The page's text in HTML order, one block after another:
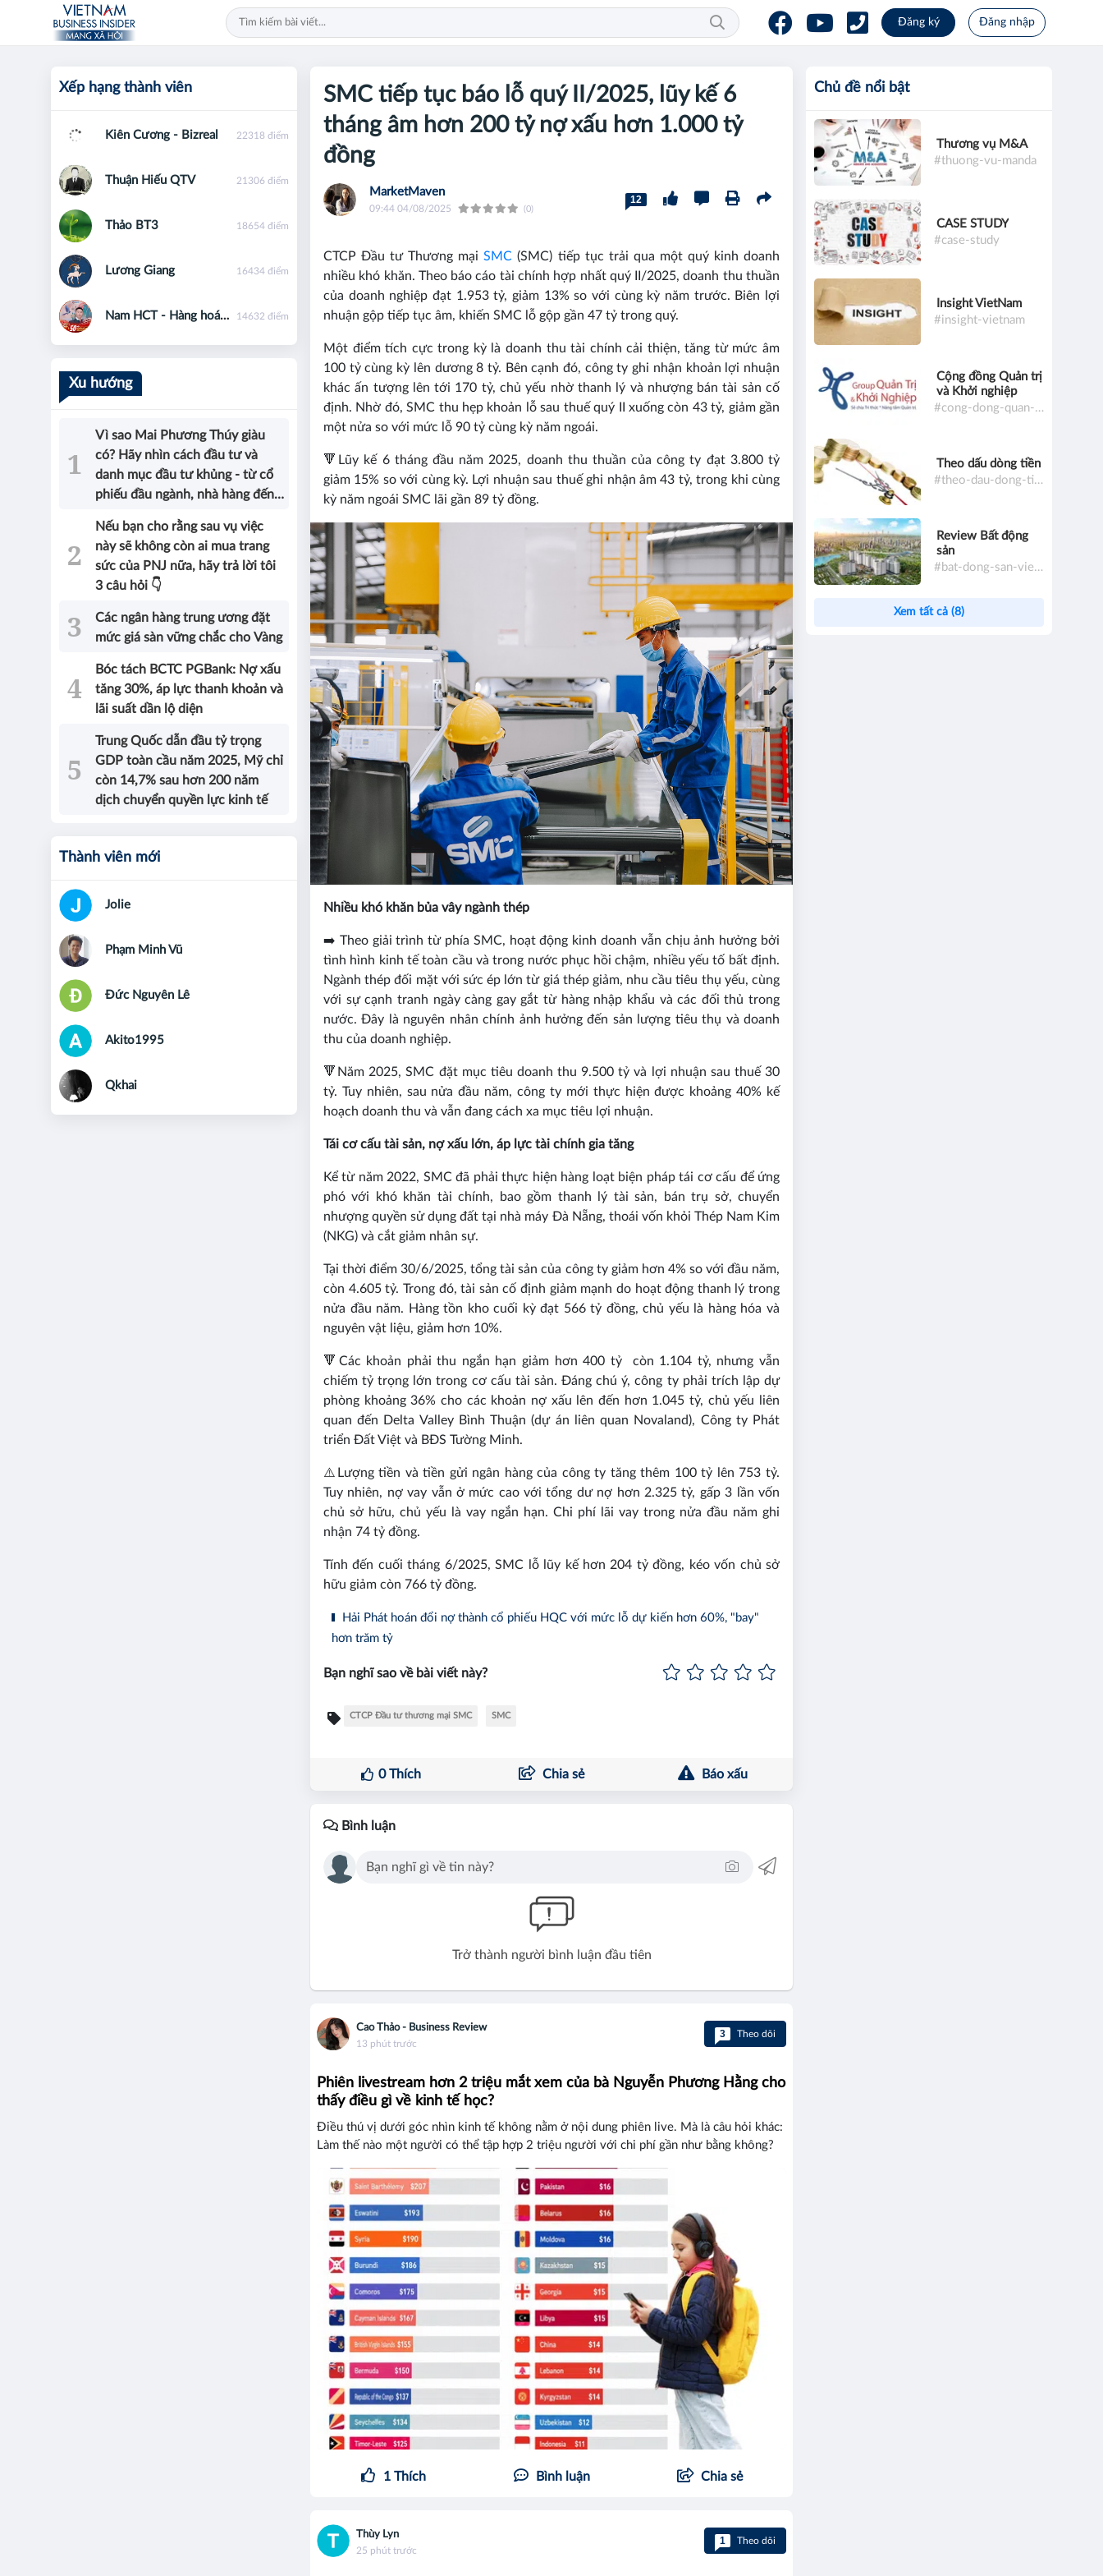
Đăng ký Đăng nhập
SMC tiếp tục báo lỗ quý II/2025, lũy kế 6
tháng âm hơn 200 tỷ nợ xấu hơn 1.000 tỷ
đồng
MarketMaven
09:44 04/08/2025 (0)
12
CTCP Đầu tư Thương mạiSMC(SMC) tiếp tục trải qua một quý kinh doanh
nhiều khó khăn. Theo báo cáo tài chính hợp nhất quý II/2025, doanh thu thuần
của doanh nghiệp đạt 1.953 tỷ, giảm 13% so với cùng kỳ năm trước. Biên lợi
nhuận gộp tiếp tục âm, khiến SMC lỗ gộp gần 47 tỷ trong quý.
Một điểm tích cực trong kỳ là doanh thu tài chính cải thiện, tăng từ mức âm
100 tỷ cùng kỳ lên dương 8 tỷ. Bên cạnh đó, công ty ghi nhận khoản lợi nhuận
khác ấn tượng lên tới 170 tỷ, chủ yếu nhờ thanh lý và nhượng bán tài sản cố
định. Nhờ đó, SMC thu hẹp khoản lỗ sau thuế quý II xuống còn 43 tỷ, giảm gần
một nửa so với mức lỗ 90 tỷ cùng kỳ năm ngoái.
🔻 Lũy kế 6 tháng đầu năm 2025, doanh thu thuần của công ty đạt 3.800 tỷ
giảm 15% so với cùng kỳ. Lợi nhuận sau thuế ghi nhận âm 43 tỷ, trong khi cùng
kỳ năm ngoái SMC lãi gần 89 tỷ đồng.
Nhiều khó khăn bủa vây ngành thép
➡️ Theo giải trình từ phía SMC, hoạt động kinh doanh vẫn chịu ảnh hưởng bởi
tình hình kinh tế toàn cầu và trong nước phục hồi chậm, nhiều yếu tố bất định.
Ngành thép đối mặt với sức ép lớn từ giá thép giảm, nhu cầu tiêu thụ yếu, cùng
với sự cạnh tranh ngày càng gay gắt từ hàng nhập khẩu và các đối thủ trong
nước. Đây là nguyên nhân chính ảnh hưởng đến sản lượng tiêu thụ và doanh
thu của doanh nghiệp.
🔻 Năm 2025, SMC đặt mục tiêu doanh thu 9.500 tỷ và lợi nhuận sau thuế 30
tỷ. Tuy nhiên, sau nửa đầu năm, công ty mới thực hiện được khoảng 40% kế
hoạch doanh thu và vẫn đang cách xa mục tiêu lợi nhuận.
Tái cơ cấu tài sản, nợ xấu lớn, áp lực tài chính gia tăng
Kể từ năm 2022, SMC đã phải thực hiện hàng loạt biện pháp tái cơ cấu để ứng
phó với khó khăn tài chính, bao gồm thanh lý tài sản, bán trụ sở, chuyển
nhượng quyền sử dụng đất tại nhà máy Đà Nẵng, thoái vốn khỏi Thép Nam Kim
(NKG) và cắt giảm nhân sự.
Tại thời điểm 30/6/2025, tổng tài sản của công ty giảm hơn 4% so với đầu năm,
còn 4.605 tỷ. Trong đó, tài sản cố định giảm mạnh do hoạt động thanh lý trong
nửa đầu năm. Hàng tồn kho cuối kỳ đạt 566 tỷ đồng, chủ yếu là hàng hóa và
nguyên vật liệu, giảm hơn 10%.
🔻 Các khoản phải thu ngắn hạn giảm hơn 400 tỷ còn 1.104 tỷ, nhưng vẫn
chiếm tỷ trọng lớn trong cơ cấu tài sản. Đáng chú ý, công ty phải trích lập dự
phòng khoảng 36% cho các khoản nợ xấu lên đến hơn 1.045 tỷ, chủ yếu liên
quan đến Delta Valley Bình Thuận (dự án liên quan Novaland), Công ty Phát
triển Đất Việt và BĐS Tường Minh.
⚠️ Lượng tiền và tiền gửi ngân hàng của công ty tăng thêm 100 tỷ lên 753 tỷ.
Tuy nhiên, nợ vay vẫn ở mức cao với tổng dư nợ hơn 2.325 tỷ, gấp 3 lần vốn
chủ sở hữu, chủ yếu là vay ngắn hạn. Chi phí lãi vay trong nửa đầu năm ghi
nhận 74 tỷ đồng.
Tính đến cuối tháng 6/2025, SMC lỗ lũy kế hơn 204 tỷ đồng, kéo vốn chủ sở
hữu giảm còn 766 tỷ đồng.
Hải Phát hoán đổi nợ thành cổ phiếu HQC với mức lỗ dự kiến hơn 60%, "bay"
hơn trăm tỷ
Bạn nghĩ sao về bài viết này?
CTCP Đầu tư thương mại SMC SMC
0Thích Chia sẻ Báo xấu
Bình luận
Trở thành người bình luận đầu tiên
Cao Thảo - Business Review
13 phút trước
3 Theo dõi
Phiên livestream hơn 2 triệu mắt xem của bà Nguyễn Phương Hằng cho
thấy điều gì về kinh tế học?
Điều thú vị dưới góc nhìn kinh tế không nằm ở nội dung phiên live. Mà là câu hỏi khác:
Làm thế nào một người có thể tập hợp 2 triệu người với chi phí gần như bằng không?
1Thích Bình luận Chia sẻ
Thùy Lyn
25 phút trước
1 Theo dõi
Xếp hạng thành viên
Kiên Cương - Bizreal 22318 điểm
Thuận Hiếu QTV 21306 điểm
Thảo BT3 18654 điểm
Lương Giang 16434 điểm
Nam HCT - Hàng hoá phái sinh - 0867091553 14632 điểm
Xu hướng
Vì sao Mai Phương Thúy giàu
có? Hãy nhìn cách đầu tư và
danh mục đầu tư khủng - từ cổ
phiếu đầu ngành, nhà hàng đến
được câu trả lời!
Nếu bạn cho rằng sau vụ việc
này sẽ không còn ai mua trang
sức của PNJ nữa, hãy trả lời tôi
3 câu hỏi 👇
Các ngân hàng trung ương đặt
mức giá sàn vững chắc cho Vàng
Bóc tách BCTC PGBank: Nợ xấu
tăng 30%, áp lực thanh khoản và
lãi suất dần lộ diện
Trung Quốc dẫn đầu tỷ trọng
GDP toàn cầu năm 2025, Mỹ chỉ
còn 14,7% sau hơn 200 năm
dịch chuyển quyền lực kinh tế
Thành viên mới
Jolie
Phạm Minh Vũ
Đức Nguyên Lê
Akito1995
Qkhai
Chủ đề nổi bật
Thương vụ M&A
#thuong-vu-manda
CASE STUDY
#case-study
Insight VietNam
#insight-vietnam
Cộng đồng Quản trị
và Khởi nghiệp
#cong-dong-quan-tri-va-khoi-nghiep
Theo dấu dòng tiền
#theo-dau-dong-tien
Review Bất động
sản
#bat-dong-san-viet-nam
Xem tất cả (8)